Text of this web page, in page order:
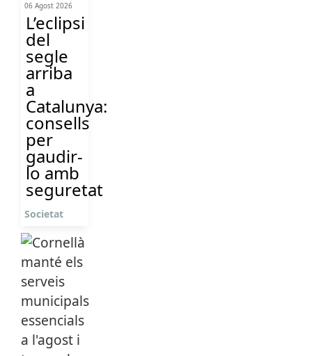
06 Agost 2026
L’eclipsi
del
segle
arriba
a
Catalunya:
consells
per
gaudir-
lo amb
seguretat
Societat